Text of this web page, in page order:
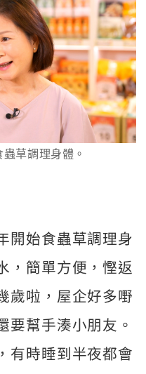
草調理身體。
開始食蟲草調理身
，簡單方便，慳返
歲啦，屋企好多嘢
要幫手湊小朋友。
有時睡到半夜都會